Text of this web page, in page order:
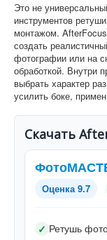
Это не
инструментов
монтажом.
создать
фотографии или на
обработкой. Внутри
выбрать характер
усилить боке,
Скачать
Оценка 9.7
✓ Ретушь